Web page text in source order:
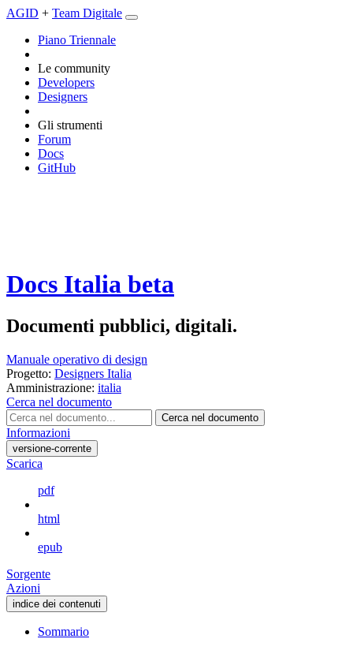
AGID + Team Digitale
Piano Triennale
Le community
Developers
Designers
Gli strumenti
Forum
Docs
GitHub
Docs Italia beta
Documenti pubblici, digitali.
Manuale operativo di design
Progetto: Designers Italia
Amministrazione: italia
Cerca nel documento
Cerca nel documento
Informazioni
versione-corrente
Scarica
pdf
html
epub
Sorgente
Azioni
indice dei contenuti
Sommario